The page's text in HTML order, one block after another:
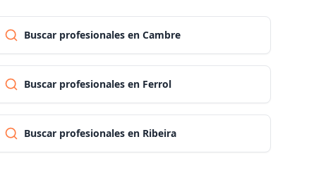
Cantabria
Segovia
Sevilla
Buscar profesionales en Cambre
Buscar profesionales en Ferrol
Buscar profesionales en Ribeira